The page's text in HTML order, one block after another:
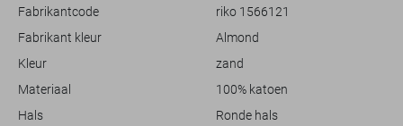
uitstekende keuze maakt voor diverse gelegenheden. Combineer het
met jeans of shorts voor een ontspannen look, of draag het onder een
Gabbiano T-shirt zie je er altijd stijlvol uit.
Fabrikantcode
riko 1566121
Fabrikant kleur
Almond
Kleur
zand
Materiaal
100% katoen
Hals
Ronde hals